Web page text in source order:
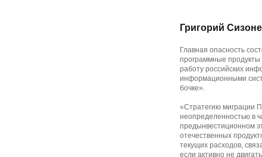
Григорий
Главная опасность
программные продукты
работу российских
информационными
бочке».
«Стратегию миграции
неопределенностью в
предынвестиционном
отечественных
текущих расходов,
если активно не